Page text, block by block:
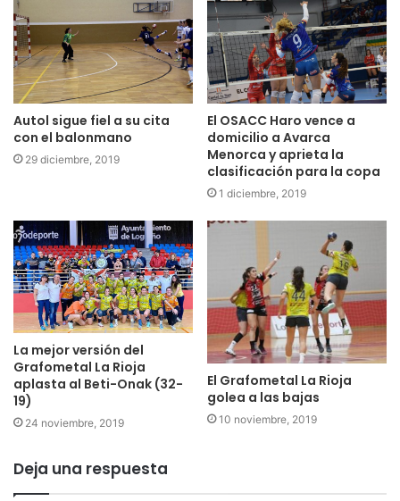
GRAFOMETAL LA RIOJA:
Elena, Rebeca, Sonora
(porteras); Dani (4), Silvia Ederra (6), Taty Lozano (2),
Ainhoa García (4), Paula García (3), Valentina (4), Carla
Rivas (4), Lucía Carrascón (2), Maite (2), Carla Sánchez,
Amaia, Mireia, Ángela.
Maddi Aalla, Ariadna González (porteras); June
Loidi (5), Ainhoa Hernández (4), Maddi Bengotxea (1),
Ariane (1), Nayla (1), Anne Erauskin (4), Ane Encina (1),
Oihane Manrique (2), Estibaliz Velasco (2), Mada Fernández
(4), Maider (3), Amaia González de Garibay, Alexandra,
Ariadna, Alba Sánchez.
Autol sigue fiel a su cita
con el balonmano
29 diciembre, 2019
El OSACC Haro vence a
domicilio a Avarca
Menorca y aprieta la
clasificación para la copa
1 diciembre, 2019
La mejor versión del
Grafometal La Rioja
aplasta al Beti-Onak (32-
19)
24 noviembre, 2019
El Grafometal La Rioja
golea a las bajas
10 noviembre, 2019
Deja una respuesta